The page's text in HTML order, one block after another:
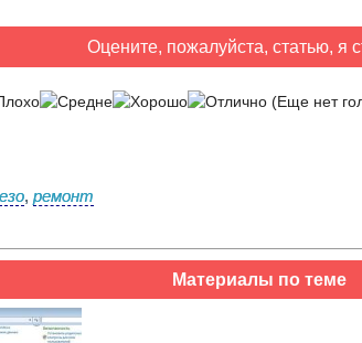
Оцените, пожалуйста, статью, я
(Еще нет
, ремонт
Материалы по теме